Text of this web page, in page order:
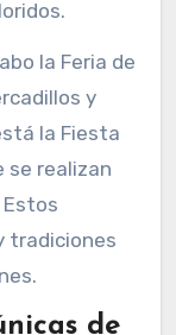
la Feria de
y
la Fiesta
se realizan
tradiciones
de